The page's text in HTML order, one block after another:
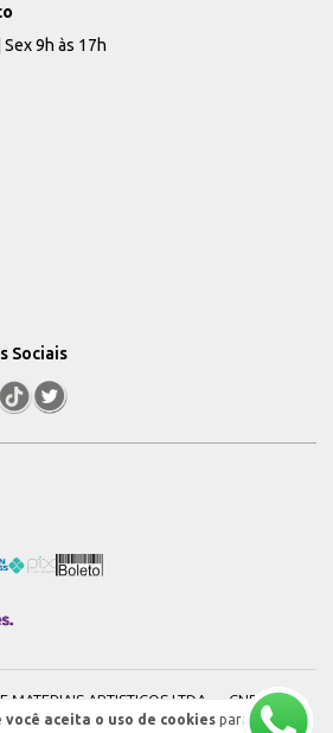
você aceita o uso de cookies para
9h às 17h
Sociais
MATERIAIS ARTISTICOS LTDA — CNPJ:
2026. Todos os direitos reservados.